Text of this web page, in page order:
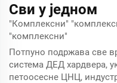
Сви у једном
"Комплексни"
"комплексни"
Потпуно подржава све
система ДЕД хардвера,
петоосесне ЦНЦ,